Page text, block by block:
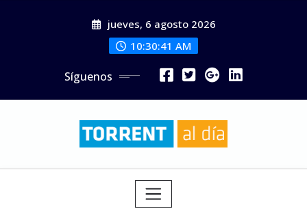
jueves, 6 agosto 2026
10:30:42 AM
Síguenos